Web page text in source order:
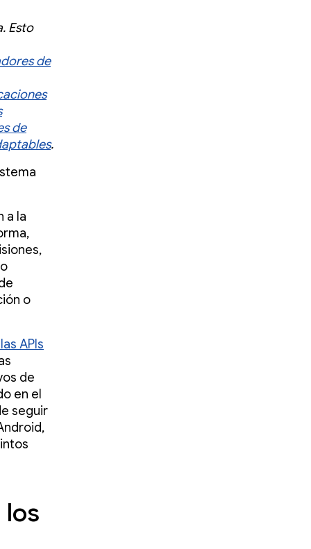
Esto
de
de
.
a la
o
APIs
de
en el
seguir